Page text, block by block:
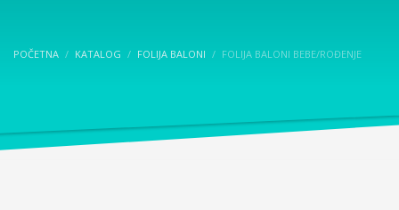
POČETNA KATALOG FOLIJA BALONI FOLIJA BALONI BEBE/ROĐENJE